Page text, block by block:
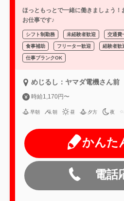
ほっともっとで一緒に働きましょう！
お仕事です♪
シフト制勤務 未経験者歓迎 交通費
食事補助 フリーター歓迎 経験者歓
仕事ブランクOK
めじるし：ヤマダ電機さん前
時給1,170円〜
早朝 朝 昼 夕方 夜
かんた
電話